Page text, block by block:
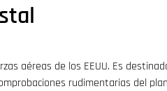
aéreas de los EEUU. Es
rudimentarias del